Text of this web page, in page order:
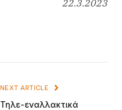
22.3.2023
NEXT ARTICLE
Τηλε-εναλλακτικά